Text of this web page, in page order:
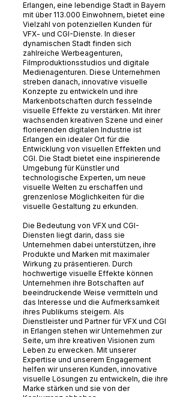
Erlangen, eine lebendige Stadt in Bayern
mit über 113.000 Einwohnern, bietet eine
Vielzahl von potenziellen Kunden für
VFX- und CGI-Dienste. In dieser
dynamischen Stadt finden sich
zahlreiche Werbeagenturen,
Filmproduktionsstudios und digitale
Medienagenturen. Diese Unternehmen
streben danach, innovative visuelle
Konzepte zu entwickeln und ihre
Markenbotschaften durch fesselnde
visuelle Effekte zu verstärken. Mit ihrer
wachsenden kreativen Szene und einer
florierenden digitalen Industrie ist
Erlangen ein idealer Ort für die
Entwicklung von visuellen Effekten und
CGI. Die Stadt bietet eine inspirierende
Umgebung für Künstler und
technologische Experten, um neue
visuelle Welten zu erschaffen und
grenzenlose Möglichkeiten für die
visuelle Gestaltung zu erkunden.
Die Bedeutung von VFX und CGI-
Diensten liegt darin, dass sie
Unternehmen dabei unterstützen, ihre
Produkte und Marken mit maximaler
Wirkung zu präsentieren. Durch
hochwertige visuelle Effekte können
Unternehmen ihre Botschaften auf
beeindruckende Weise vermitteln und
das Interesse und die Aufmerksamkeit
ihres Publikums steigern. Als
Dienstleister und Partner für VFX und CGI
in Erlangen stehen wir Unternehmen zur
Seite, um ihre kreativen Visionen zum
Leben zu erwecken. Mit unserer
Expertise und unserem Engagement
helfen wir unseren Kunden, innovative
visuelle Lösungen zu entwickeln, die ihre
Marke stärken und sie von der